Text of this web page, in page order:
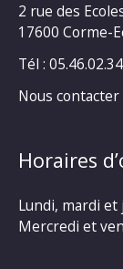
2 rue des
17600 Corme-
Tél :
Nous contacter
Horaires
Lundi, mardi et
Mercredi et